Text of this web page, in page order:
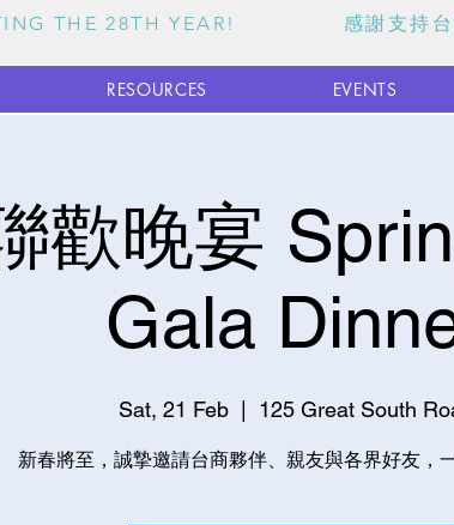
THE 28TH YEAR! 感謝支持台灣
RESOURCES EVENTS
歡晚宴
Gala
Sat, 21 Feb
  |
125 Great South
新春將至，誠摯邀請台商夥伴、親友與各界好友，